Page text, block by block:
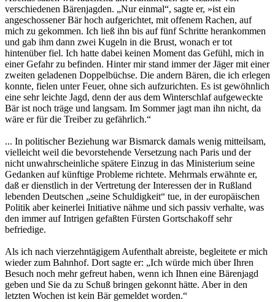
verschiedenen Bärenjagden. „Nur einmal“, sagte er, »ist ein
angeschossener Bär hoch aufgerichtet, mit offenem Rachen, auf
mich zu gekommen. Ich ließ ihn bis auf fünf Schritte herankommen
und gab ihm dann zwei Kugeln in die Brust, wonach er tot
hintenüber fiel. Ich hatte dabei keinen Moment das Gefühl, mich in
einer Gefahr zu befinden. Hinter mir stand immer der Jäger mit einer
zweiten geladenen Doppelbüchse. Die andern Bären, die ich erlegen
konnte, fielen unter Feuer, ohne sich aufzurichten. Es ist gewöhnlich
eine sehr leichte Jagd, denn der aus dem Winterschlaf aufgeweckte
Bär ist noch träge und langsam. Im Sommer jagt man ihn nicht, da
wäre er für die Treiber zu gefährlich.“
... In politischer Beziehung war Bismarck damals wenig mitteilsam,
vielleicht weil die bevorstehende Versetzung nach Paris und der
nicht unwahrscheinliche spätere Einzug in das Ministerium seine
Gedanken auf künftige Probleme richtete. Mehrmals erwähnte er,
daß er dienstlich in der Vertretung der Interessen der in Rußland
lebenden Deutschen „seine Schuldigkeit“ tue, in der europäischen
Politik aber keinerlei Initiative nähme und sich passiv verhalte, was
den immer auf Intrigen gefaßten Fürsten Gortschakoff sehr
befriedige.
Als ich nach vierzehntägigem Aufenthalt abreiste, begleitete er mich
wieder zum Bahnhof. Dort sagte er: „Ich würde mich über Ihren
Besuch noch mehr gefreut haben, wenn ich Ihnen eine Bärenjagd
geben und Sie da zu Schuß bringen gekonnt hätte. Aber in den
letzten Wochen ist kein Bär gemeldet worden.“